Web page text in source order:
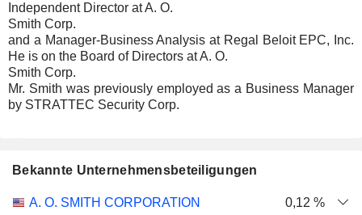
Independent Director at A. O.
Smith Corp.
and a Manager-Business Analysis at Regal Beloit EPC, Inc.
He is on the Board of Directors at A. O.
Smith Corp.
Mr. Smith was previously employed as a Business Manager
by STRATTEC Security Corp.
Bekannte Unternehmensbeteiligungen
Anzahl
A. O. SMITH CORPORATION
0,12 %